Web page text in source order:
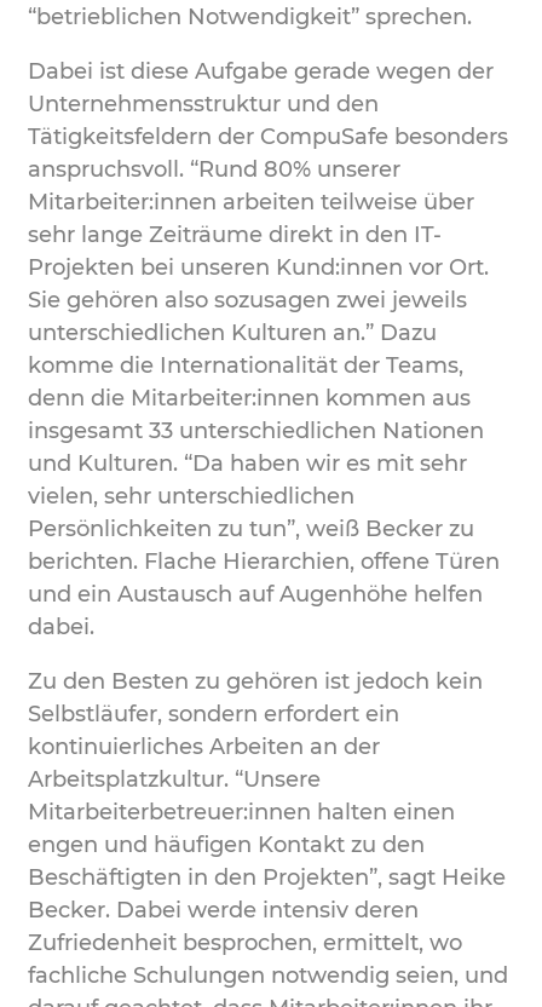
“betrieblichen Notwendigkeit” sprechen.
Dabei ist diese Aufgabe gerade wegen der
Unternehmensstruktur und den
Tätigkeitsfeldern der CompuSafe besonders
anspruchsvoll. “Rund 80% unserer
Mitarbeiter:innen arbeiten teilweise über
sehr lange Zeiträume direkt in den IT-
Projekten bei unseren Kund:innen vor Ort.
Sie gehören also sozusagen zwei jeweils
unterschiedlichen Kulturen an.” Dazu
komme die Internationalität der Teams,
denn die Mitarbeiter:innen kommen aus
insgesamt 33 unterschiedlichen Nationen
und Kulturen. “Da haben wir es mit sehr
vielen, sehr unterschiedlichen
Persönlichkeiten zu tun”, weiß Becker zu
berichten. Flache Hierarchien, offene Türen
und ein Austausch auf Augenhöhe helfen
dabei.
Zu den Besten zu gehören ist jedoch kein
Selbstläufer, sondern erfordert ein
kontinuierliches Arbeiten an der
Arbeitsplatzkultur. “Unsere
Mitarbeiterbetreuer:innen halten einen
engen und häufigen Kontakt zu den
Beschäftigten in den Projekten”, sagt Heike
Becker. Dabei werde intensiv deren
Zufriedenheit besprochen, ermittelt, wo
fachliche Schulungen notwendig seien, und